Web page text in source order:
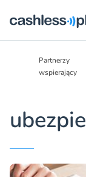
Partnerzy
wspierający